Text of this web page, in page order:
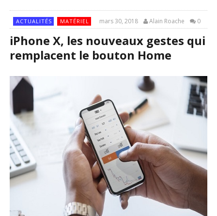
ACTUALITÉS MATÉRIEL mars 30, 2018 Alain Roache 0
iPhone X, les nouveaux gestes qui
remplacent le bouton Home